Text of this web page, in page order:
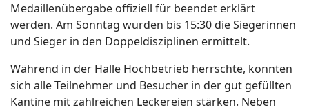
Medaillenübergabe offiziell für beendet erklärt
werden. Am Sonntag wurden bis 15:30 die Siegerinnen
und Sieger in den Doppeldisziplinen ermittelt.
Während in der Halle Hochbetrieb herrschte, konnten
sich alle Teilnehmer und Besucher in der gut gefüllten
Kantine mit zahlreichen Leckereien stärken. Neben